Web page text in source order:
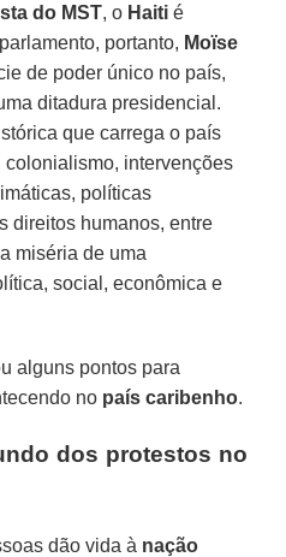
do MST, o Haiti é
portanto, Moïse
de poder único no país,
ditadura presidencial.
que carrega o país
intervenções
políticas
direitos humanos, entre
miséria de uma
social, econômica e
alguns pontos para
no país caribenho.
dos protestos no
dão vida à nação